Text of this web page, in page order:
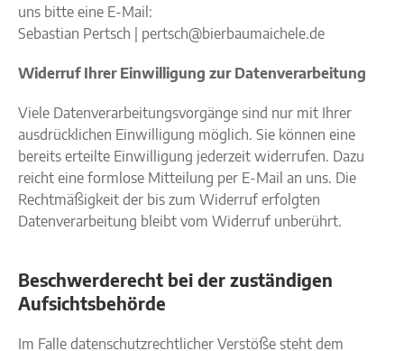
uns bitte eine E-Mail:
Sebastian Pertsch | pertsch@bierbaumaichele.de
Widerruf Ihrer Einwilligung zur Datenverarbeitung
Viele Datenverarbeitungsvorgänge sind nur mit Ihrer
ausdrücklichen Einwilligung möglich. Sie können eine
bereits erteilte Einwilligung jederzeit widerrufen. Dazu
reicht eine formlose Mitteilung per E-Mail an uns. Die
Rechtmäßigkeit der bis zum Widerruf erfolgten
Datenverarbeitung bleibt vom Widerruf unberührt.
Beschwerderecht bei der zuständigen
Aufsichtsbehörde
Im Falle datenschutzrechtlicher Verstöße steht dem